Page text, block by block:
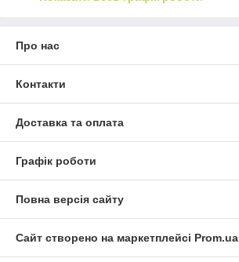
Про нас
Контакти
Доставка та оплата
Графік роботи
Повна версія сайту
Сайт створено на маркетплейсі Prom.ua